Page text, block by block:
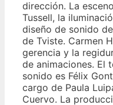
dirección. La
Tussell, la
diseño de sonido
de Tviste. Carmen
gerencia y la
de animaciones. El
sonido es Félix
cargo de Paula
Cuervo. La